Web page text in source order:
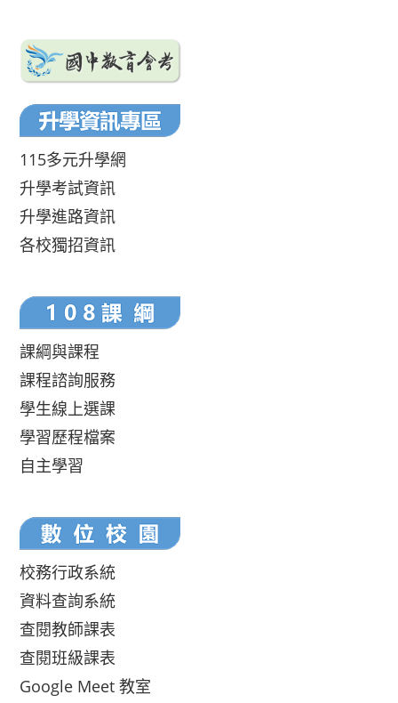
115多元升學網
升學考試資訊
升學進路資訊
各校獨招資訊
課綱與課程
課程諮詢服務
學生線上選課
學習歷程檔案
自主學習
校務行政系統
資料查詢系統
查閱教師課表
查閱班級課表
Google Meet 教室